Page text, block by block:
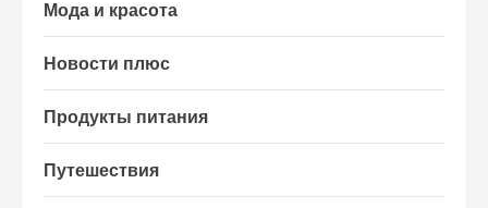
Мода и красота
Новости плюс
Продукты питания
Путешествия